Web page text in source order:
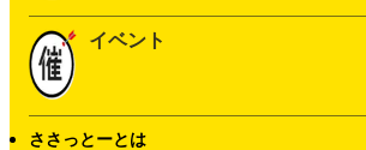
イベント
ささっとーとは